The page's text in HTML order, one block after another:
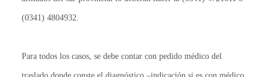
(0341) 4804932.
Para todos los casos, se debe contar con pedido médico del